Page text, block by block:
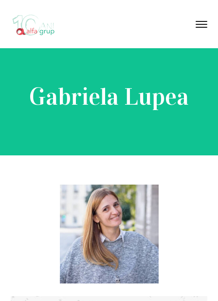
Gabriela Lupea